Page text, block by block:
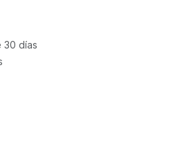
30 días